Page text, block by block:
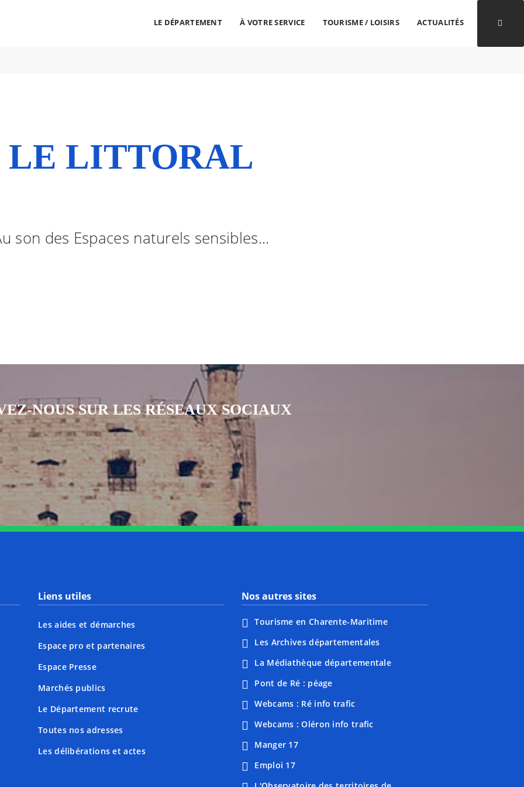
LE DÉPARTEMENT À VOTRE SERVICE TOURISME / LOISIRS ACTUALITÉS
LE LITTORAL
son des Espaces naturels sensibles...
NOUS SUR LES RÉSEAUX SOCIAUX
Notre page Instagram
Notre page Facebook
Notre page XNotre page Tiktok
Notre page Linkedin
Notre page Youtube
Liens utiles
Les aides et démarches
Espace pro et partenaires
Espace Presse
Marchés publics
Le Département recrute
Toutes nos adresses
Les délibérations et actes
Nos autres sites
Tourisme en Charente-Maritime
Les Archives départementales
La Médiathèque départementale
Pont de Ré : péage
Webcams : Ré info trafic
Webcams : Oléron info trafic
Manger 17
Emploi 17